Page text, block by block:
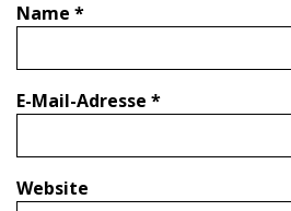
Name *
E-Mail-Adresse *
Website